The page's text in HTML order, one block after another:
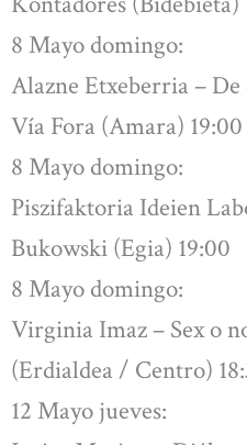
8 Mayo domingo:
Alazne Etxeberria – De
Vía Fora (Amara) 19:00
8 Mayo domingo:
Piszifaktoria Ideien
Bukowski (Egia) 19:00
8 Mayo domingo:
Virginia Imaz – Sex o
(Erdialdea / Centro)
12 Mayo jueves: